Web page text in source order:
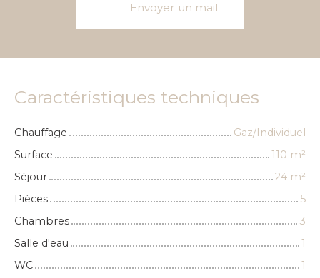
Envoyer un mail
Caractéristiques techniques
Chauffage
Gaz/Individuel
Surface
110 m²
Séjour
24 m²
Pièces
5
Chambres
3
Salle d'eau
1
WC
1